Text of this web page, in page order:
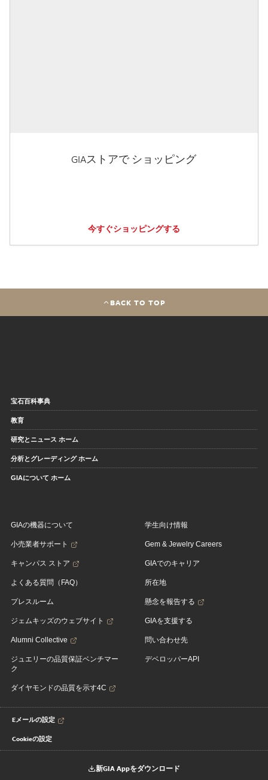
GIAストアで ショッピング
今すぐショッピングする
BACK TO TOP
宝石百科事典
教育
研究とニュース ホーム
分析とグレーディング ホーム
GIAについて ホーム
GIAの機器について
小売業者サポート
キャンパス ストア
よくある質問（FAQ）
プレスルーム
ジェムキッズのウェブサイト
Alumni Collective
ジュエリーの品質保証ベンチマー
ク
ダイヤモンドの品質を示す4C
学生向け情報
Gem & Jewelry Careers
GIAでのキャリア
所在地
懸念を報告する
GIAを支援する
問い合わせ先
デベロッパーAPI
Eメールの設定
Cookieの設定
新GIA Appをダウンロード